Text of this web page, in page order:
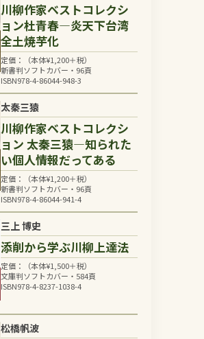
川柳作家ベストコレクシ
ョン杜青春―炎天下台湾
全土焼芋化
定価：（本体¥1,200＋税）
新書判ソフトカバー・96頁
ISBN978-4-86044-948-3
太秦三猿
川柳作家ベストコレクシ
ョン 太秦三猿―知られた
い個人情報だってある
定価：（本体¥1,200＋税）
新書判ソフトカバー・96頁
ISBN978-4-86044-941-4
三上 博史
添削から学ぶ川柳上達法
定価：（本体¥1,500＋税）
文庫判ソフトカバー・584頁
ISBN978-4-8237-1038-4
松橋帆波